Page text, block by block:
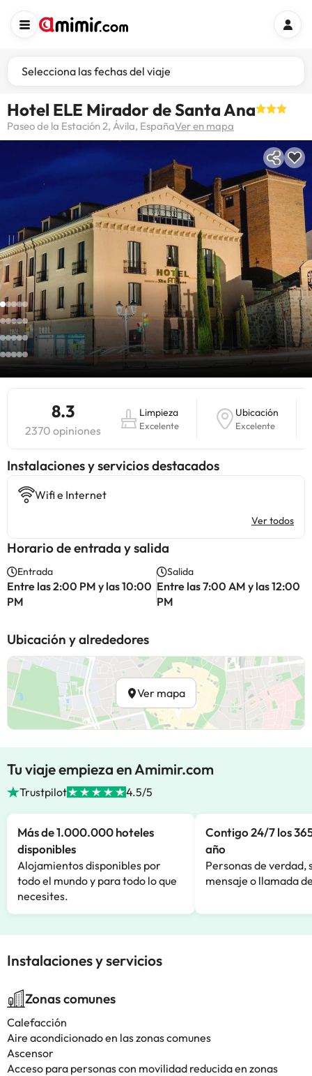
Selecciona las fechas del viaje
Hotel ELE Mirador de Santa Ana
Paseo de la Estación 2, Ávila, EspañaVer en mapa
8.3
2370 opiniones
Limpieza
Excelente
Ubicación
Excelente
Instalaciones y servicios destacados
Wifi e Internet
Ver todos
Horario de entrada y salida
Entrada
Entre las 2:00 PM y las 10:00
PM
Salida
Entre las 7:00 AM y las 12:00
PM
Ubicación y alrededores
Ver mapa
Tu viaje empieza en Amimir.com
Trustpilot 4.5/5
Más de 1.000.000 hoteles
disponibles
Alojamientos disponibles por
todo el mundo y para todo lo que
necesites.
Contigo 24/7 los
año
Personas de verdad,
mensaje o llamada
Instalaciones y servicios
Zonas comunes
Calefacción
Aire acondicionado en las zonas comunes
Ascensor
Acceso para personas con movilidad reducida en zonas